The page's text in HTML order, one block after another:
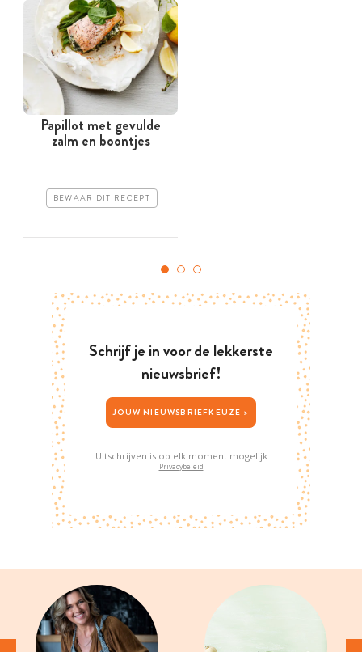
Papillot met gevulde
zalm en boontjes
BEWAAR DIT RECEPT
Schrijf je in voor de lekkerste
nieuwsbrief!
JOUW NIEUWSBRIEFKEUZE >
Uitschrijven is op elk moment mogelijk
Privacybeleid